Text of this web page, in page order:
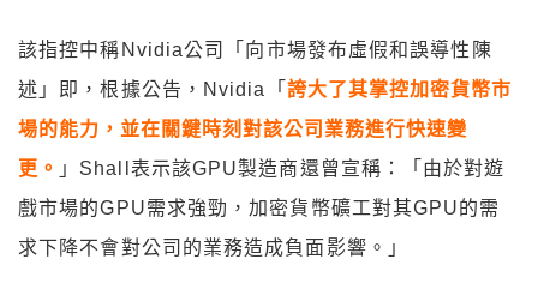
該指控中稱Nvidia公司「向市場發布虛假和誤導性陳
述」即，根據公告，Nvidia「 誇大了其掌控加密貨幣市
場的能力，並在關鍵時刻對該公司業務進行快速變
更。 」Shall表示該GPU製造商還曾宣稱：「由於對遊
戲市場的GPU需求強勁，加密貨幣礦工對其GPU的需
求下降不會對公司的業務造成負面影響。」